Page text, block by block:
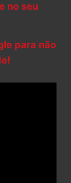
no seu
para não